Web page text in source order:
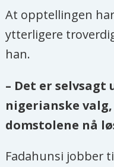
At opptellingen
ytterligere
han.
– Det er
nigerianske
domstolene nå
Fadahunsi jobber